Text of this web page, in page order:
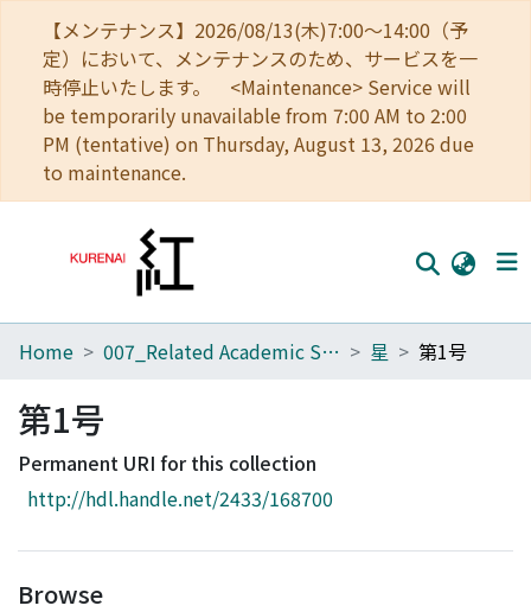
【メンテナンス】2026/08/13(木)7:00～14:00（予
定）において、メンテナンスのため、サービスを一
時停止いたします。 <Maintenance> Service will
be temporarily unavailable from 7:00 AM to 2:00
PM (tentative) on Thursday, August 13, 2026 due
to maintenance.
Home
Communities
Browse
Download Ranking
Access Statistics
Library Network
Home 007_Related Academic Societies 星 第1号
第1号
Permanent URI for this collection
http://hdl.handle.net/2433/168700
Browse